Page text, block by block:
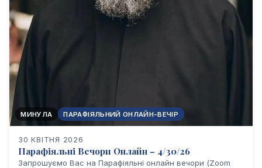
МИНУЛА ПАРАФІЯЛЬНИЙ ОНЛАЙН-ВЕЧІР
30 КВІТНЯ 2026
Парафіяльні Вечори Онлайн – 4/30/26
Запрошуємо Вас на Парафіяльні онлайн вечори (Zoom